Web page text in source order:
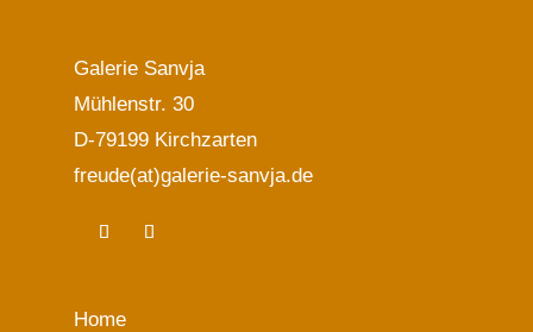
Galerie Sanvja
Mühlenstr. 30
D-79199 Kirchzarten
freude(at)galerie-sanvja.de
Home